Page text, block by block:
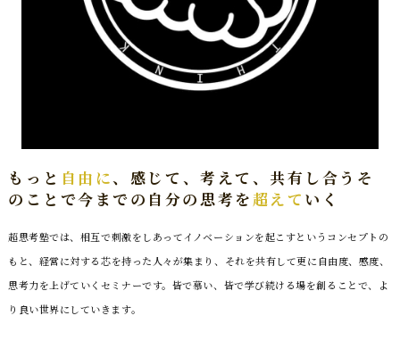
もっと 自由に、感じて、考えて、共有し合う そ
のことで今までの自分の思考を超えていく
超思考塾では、相互で刺激をしあってイノベーションを起こすというコンセプトの
もと、経営に対する芯を持った人々が集まり、それを共有して更に自由度、感度、
思考力を上げていくセミナーです。皆で慕い、皆で学び続ける場を創ることで、よ
り良い世界にしていきます。